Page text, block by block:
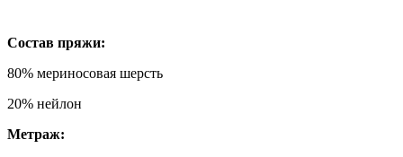
Состав пряжи:
80% мериносовая шерсть
20% нейлон
Метраж: